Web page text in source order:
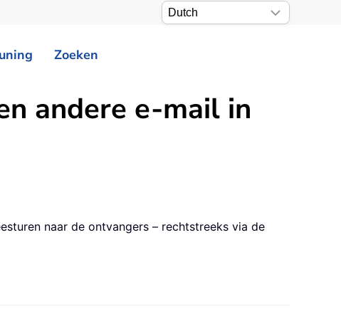
Zoeken
andere e-mail in
naar de ontvangers – rechtstreeks via de